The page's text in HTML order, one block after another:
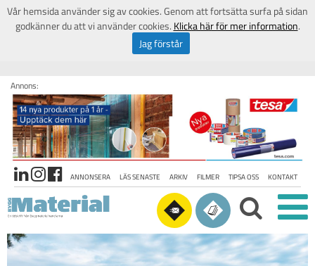
Annons:
ANNONSERA LÄS SENASTE ARKIV FILMER TIPSA OSS KONTAKT
Vår hemsida använder sig av cookies. Genom att fortsätta surfa på sidan
godkänner du att vi använder cookies. Klicka här för mer information.
Jag förstår